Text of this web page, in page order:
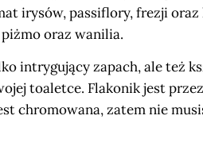
irysów, passiflory, frezji oraz
piżmo oraz wanilia.
intrygujący zapach, ale też
toaletce. Flakonik jest
chromowana, zatem nie